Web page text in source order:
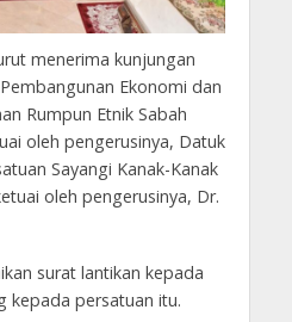
menerima kunjungan
Ekonomi dan
Rumpun Etnik Sabah
oleh pengerusinya, Datuk
Sayangi Kanak-Kanak
oleh pengerusinya, Dr.
surat lantikan kepada
kepada persatuan itu.